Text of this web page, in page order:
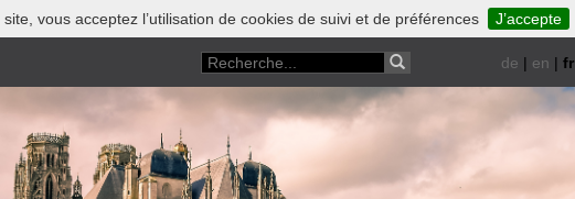
vous acceptez l’utilisation de cookies de suivi et de préférences J’accepte
de | en | fr